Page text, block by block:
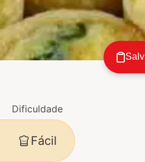
Dificuldade
Fácil